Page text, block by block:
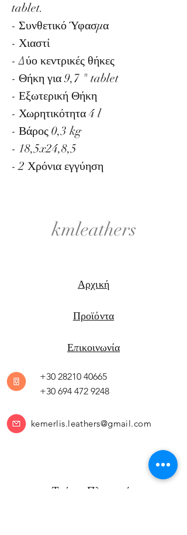
tablet.
- Συνθετικό Ύφασμα
- Χιαστί
- Δύο κεντρικές θήκες
- Θήκη για 9,7 " tablet
- Εξωτερική Θήκη
- Χωρητικότητα 4 l
- Βάρος 0,3 kg
- 18,5x24,8,5
- 2 Χρόνια εγγύηση
kmleathers
Αρχική
Προϊόντα
Επικοινωνία
+30 28210 40665
+30 694 472 9248
kemerlis.leathers@gmail.com
Τρόποι Πληρωμής